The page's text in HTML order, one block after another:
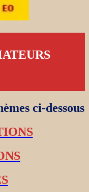
ci-dessous